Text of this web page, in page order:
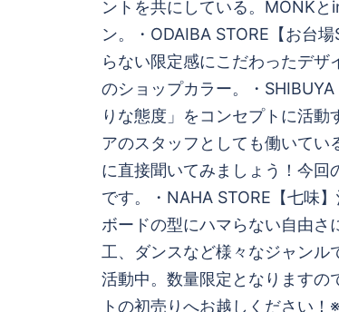
ントを共にしている。MONK
ン。・ODAIBA STORE【お台
らない限定感にこだわったデ
のショップカラー。・
りな態度」をコンセプトに活動
アのスタッフとしても働いてい
に直接聞いてみましょう！今回
です。・NAHA STORE【七味
ボードの型にハマらない自由さ
工、ダンスなど様々なジャン
活動中。数量限定となりますの
トの初売りへお越しください